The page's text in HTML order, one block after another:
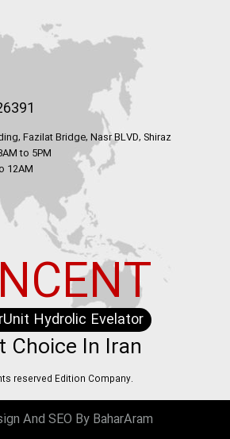
Fazilat Bridge, Nasr BLVD, Shiraz
to 5PM
12AM
Hydrolic Evelator
Choice In Iran
reserved Edition Company.
And SEO By BaharAram